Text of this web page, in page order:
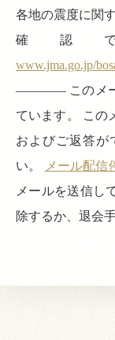
各地の震度に関
確認
www.jma.go.jp/
———— このメー
ています。 この
およびご返答が
い。
メール配信
メールを送信し
除するか、退会